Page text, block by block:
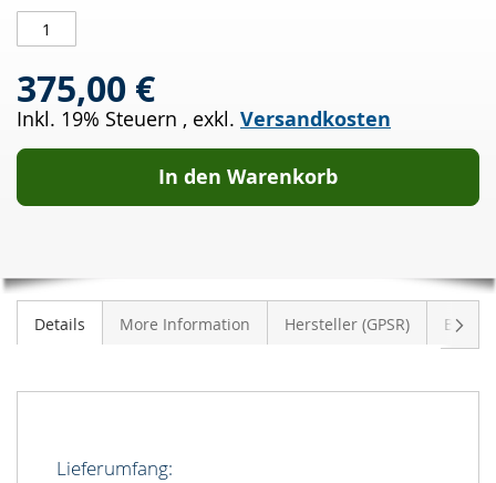
OPEL
Astra
1.4
Turbo
(0P_68)
LAGER
375,00 €
Inkl. 19% Steuern , exkl. Versandkosten
In den Warenkorb
Details More Information Hersteller (GPSR)
Lieferumfang: